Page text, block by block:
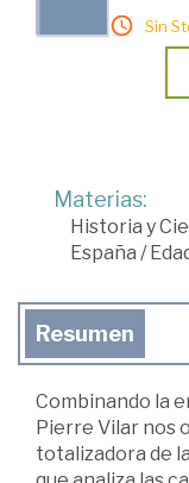
Sin
Materias:
Historia y
España /
Resumen
Combinando la
Pierre Vilar nos
totalizadora de